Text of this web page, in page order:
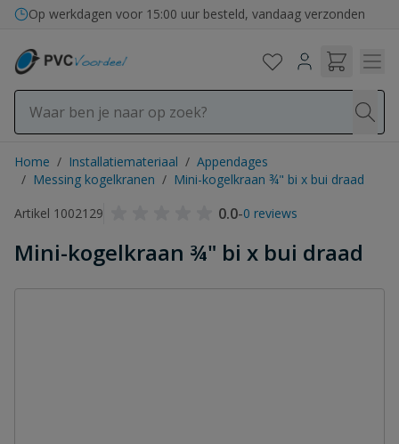
Ga naar de inhoud
Op werkdagen voor 15:00 uur besteld, vandaag verzonden
Home / Installatiemateriaal / Appendages
/ Messing kogelkranen / Mini-kogelkraan ¾" bi x bui draad
Artikel 1002129
0.0-0 reviews
Mini-kogelkraan ¾" bi x bui draad